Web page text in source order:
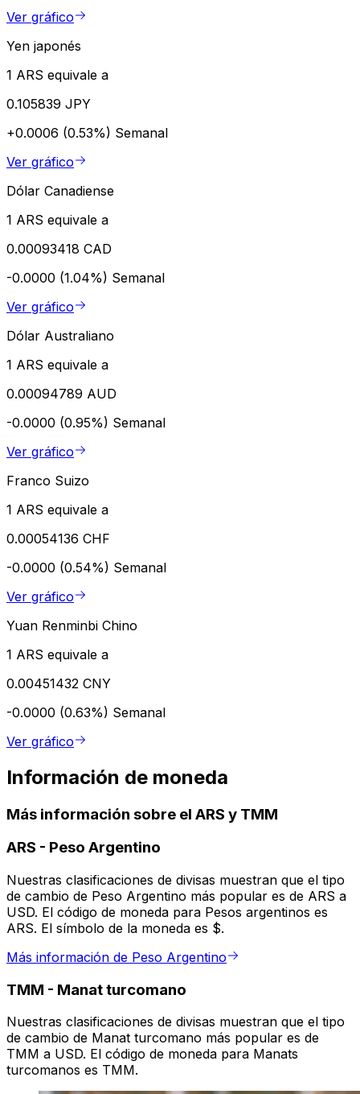
Ver gráfico
Yen japonés
1 ARS equivale a
0.105839 JPY
+0.0006 (0.53%) Semanal
Ver gráfico
Dólar Canadiense
1 ARS equivale a
0.00093418 CAD
-0.0000 (1.04%) Semanal
Ver gráfico
Dólar Australiano
1 ARS equivale a
0.00094789 AUD
-0.0000 (0.95%) Semanal
Ver gráfico
Franco Suizo
1 ARS equivale a
0.00054136 CHF
-0.0000 (0.54%) Semanal
Ver gráfico
Yuan Renminbi Chino
1 ARS equivale a
0.00451432 CNY
-0.0000 (0.63%) Semanal
Ver gráfico
Información de moneda
Más información sobre el ARS y TMM
ARS - Peso Argentino
Nuestras clasificaciones de divisas muestran que el tipo
de cambio de Peso Argentino más popular es de ARS a
USD. El código de moneda para Pesos argentinos es
ARS. El símbolo de la moneda es $.
Más información de Peso Argentino
TMM - Manat turcomano
Nuestras clasificaciones de divisas muestran que el tipo
de cambio de Manat turcomano más popular es de
TMM a USD. El código de moneda para Manats
turcomanos es TMM.